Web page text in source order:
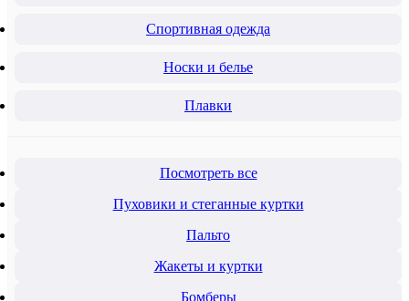
Спортивная одежда
Носки и белье
Плавки
Посмотреть все
Пуховики и стеганные куртки
Пальто
Жакеты и куртки
Бомберы